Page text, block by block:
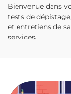
Bienvenue dans
tests de
et entretiens de
services.